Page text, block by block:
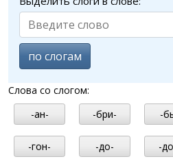
по слогам
Слова со слогом:
-ан-
-бри- -
-гон- -до- -